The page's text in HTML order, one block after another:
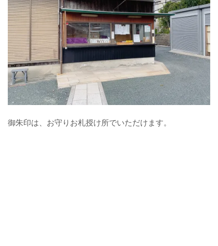
御朱印は、お守りお札授け所でいただけます。